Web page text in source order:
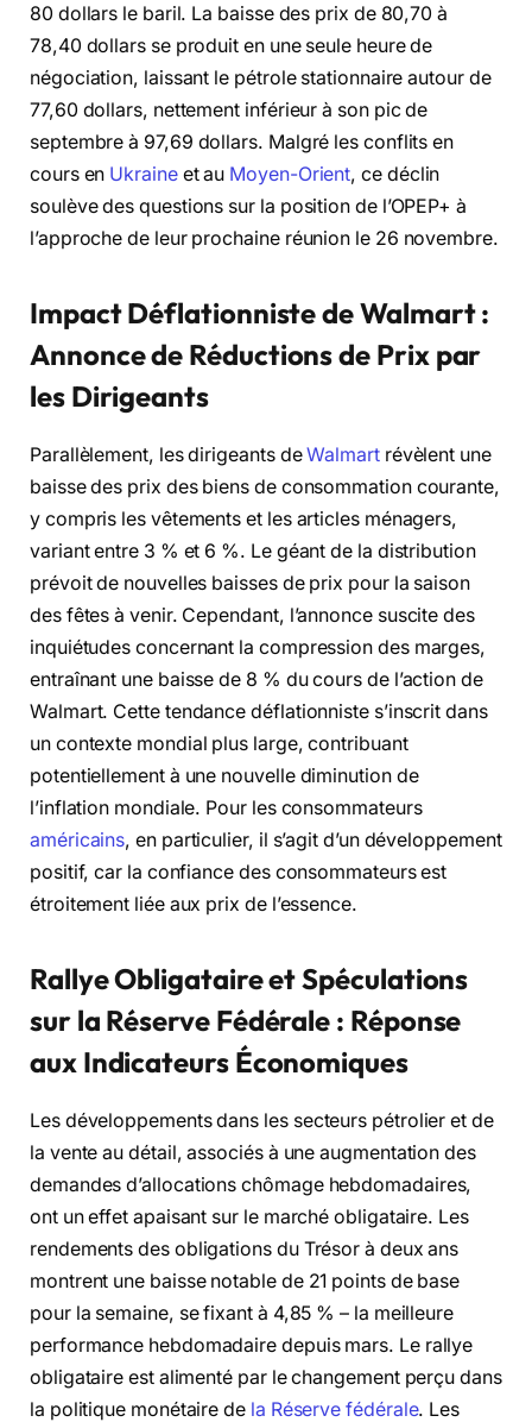
80 dollars le baril. La baisse des prix de 80,70 à
78,40 dollars se produit en une seule heure de
négociation, laissant le pétrole stationnaire autour de
77,60 dollars, nettement inférieur à son pic de
septembre à 97,69 dollars. Malgré les conflits en
cours en Ukraine et au Moyen-Orient, ce déclin
soulève des questions sur la position de l’OPEP+ à
l’approche de leur prochaine réunion le 26 novembre.
Impact Déflationniste de Walmart :
Annonce de Réductions de Prix par
les Dirigeants
Parallèlement, les dirigeants deWalmart révèlent une
baisse des prix des biens de consommation courante,
y compris les vêtements et les articles ménagers,
variant entre 3 % et 6 %. Le géant de la distribution
prévoit de nouvelles baisses de prix pour la saison
des fêtes à venir. Cependant, l’annonce suscite des
inquiétudes concernant la compression des marges,
entraînant une baisse de 8 % du cours de l’action de
Walmart. Cette tendance déflationniste s’inscrit dans
un contexte mondial plus large, contribuant
potentiellement à une nouvelle diminution de
l’inflation mondiale. Pour les consommateurs
américains, en particulier, il s’agit d’un développement
positif, car la confiance des consommateurs est
étroitement liée aux prix de l’essence.
Rallye Obligataire et Spéculations
sur la Réserve Fédérale : Réponse
aux Indicateurs Économiques
Les développements dans les secteurs pétrolier et de
la vente au détail, associés à une augmentation des
demandes d’allocations chômage hebdomadaires,
ont un effet apaisant sur le marché obligataire. Les
rendements des obligations du Trésor à deux ans
montrent une baisse notable de 21 points de base
pour la semaine, se fixant à 4,85 % – la meilleure
performance hebdomadaire depuis mars. Le rallye
obligataire est alimenté par le changement perçu dans
la politique monétaire de la Réserve fédérale. Les